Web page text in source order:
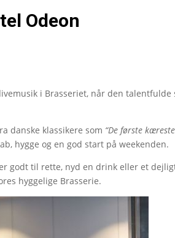
Odeon
i Brasseriet, når den
danske klassikere som “De første
hygge og en god start på weekenden.
godt til rette, nyd en drink eller et
hyggelige Brasserie.